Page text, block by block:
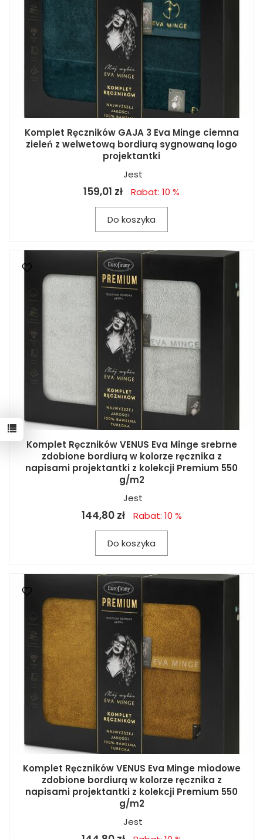
Komplet Ręczników GAJA 3 Eva Minge ciemna
zieleń z welwetową bordiurą sygnowaną logo
projektantki
Jest
159,01 zł Rabat: 10 %
Do koszyka
Komplet Ręczników VENUS Eva Minge srebrne
zdobione bordiurą w kolorze ręcznika z
napisami projektantki z kolekcji Premium 550
g/m2
Jest
144,80 zł Rabat: 10 %
Do koszyka
Komplet Ręczników VENUS Eva Minge miodowe
zdobione bordiurą w kolorze ręcznika z
napisami projektantki z kolekcji Premium 550
g/m2
Jest